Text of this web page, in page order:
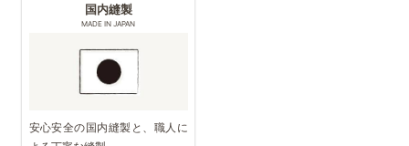
国内縫製
MADE IN JAPAN
安心安全の国内縫製と、職人に